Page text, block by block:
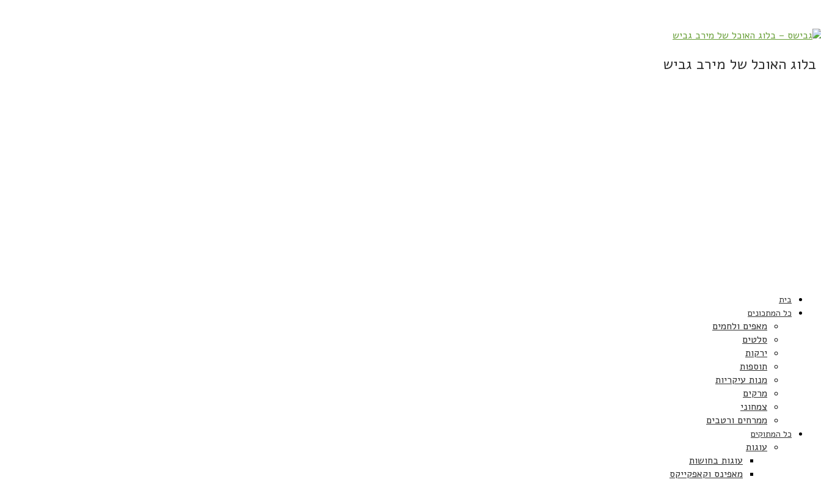
בלוג האוכל של מירב גביש
בית
כל המתכונים
מאפים ולחמים
סלטים
ירקות
תוספות
מנות עיקריות
מרקים
צמחוני
ממרחים ורטבים
כל המתוקים
עוגות
עוגות בחושות
מאפינס וקאפקייקס